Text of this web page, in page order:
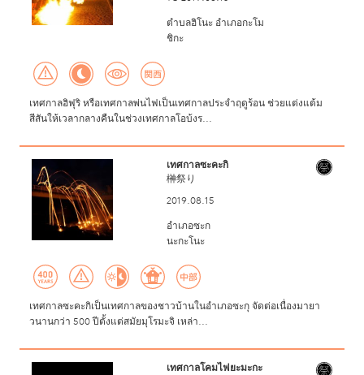
ตำบลฮิโนะ อำเภอกะโม
ชิกะ
เทศกาลฮิฟุริ หรือเทศกาลพ่นไฟเป็นเทศกาลประจำฤดูร้อน ช่วยแต่งแต้ม
สีสันให้เวลากลางคืนในช่วงเทศกาลโอบ้งร...
เทศกาลซะคะกิ
榊祭り
2019.08.15
อำเภอซะก
นะกะโนะ
เทศกาลซะคะกิเป็นเทศกาลของชาวบ้านในอำเภอซะกุ จัดต่อเนื่องมายา
วนานกว่า 500 ปีตั้งแต่สมัยมุโรมะจิ เหล่า...
เทศกาลโคมไฟยะมะกะ